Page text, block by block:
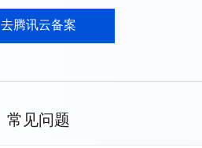
去腾讯云备案
常见问题